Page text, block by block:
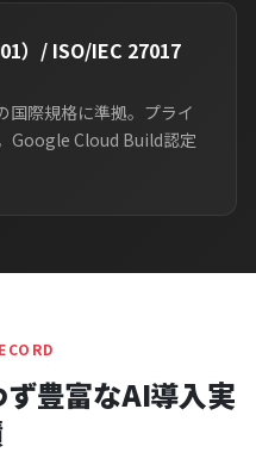
）/ ISO/IEC 27017
国際規格に準拠。プライ
Google Cloud Build認定
豊富なAI導入実